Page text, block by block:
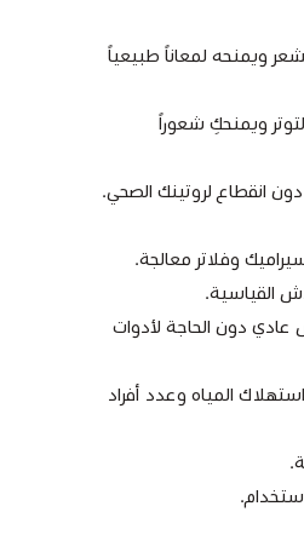
ويمنحه لمعاناً طبيعياً
ويمنحكِ شعوراً
انقطاع لروتينك الصحي.
وفلاتر معالجة.
القياسية.
دون الحاجة لأدوات
45 إلى 60 يومًا (حسب استهلاك المياه وعدد أفراد